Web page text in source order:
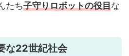
たち子守りロボットの役目な
な22世紀社会